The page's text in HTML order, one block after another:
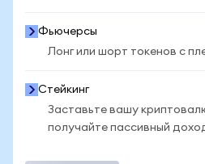
Фьючерсы
Лонг или шорт токенов с
Стейкинг
Заставьте вашу
получайте пассивный